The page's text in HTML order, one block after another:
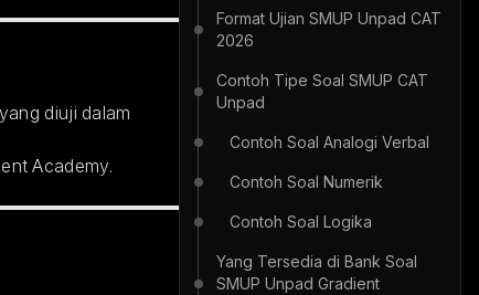
diuji dalam
Academy.
Format Ujian SMUP Unpad CAT
2026
Contoh Tipe Soal SMUP CAT
Unpad
Contoh Soal Analogi Verbal
Contoh Soal Numerik
Contoh Soal Logika
Yang Tersedia di Bank Soal
SMUP Unpad Gradient